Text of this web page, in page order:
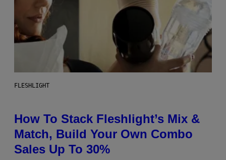
FLESHLIGHT
How To Stack Fleshlight’s Mix &
Match, Build Your Own Combo
Sales Up To 30%